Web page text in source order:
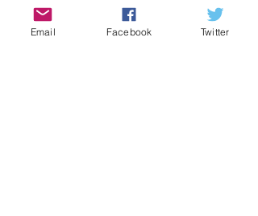
Email Facebook Twitter